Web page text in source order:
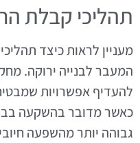
תהליכי קבלת
מעניין לראות כיצד
המעבר לבנייה ירוקה.
להעדיף אפשרויות
כאשר מדובר בהשקעה
גבוהה יותר מהשפעה